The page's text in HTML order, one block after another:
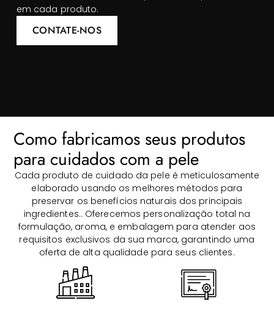
em cada produto.
CONTATE-NOS
Como fabricamos seus produtos
para cuidados com a pele
Cada produto de cuidado da pele é meticulosamente
elaborado usando os melhores métodos para
preservar os benefícios naturais dos principais
ingredientes.. Oferecemos personalização total na
formulação, aroma, e embalagem para atender aos
requisitos exclusivos da sua marca, garantindo uma
oferta de alta qualidade para seus clientes.